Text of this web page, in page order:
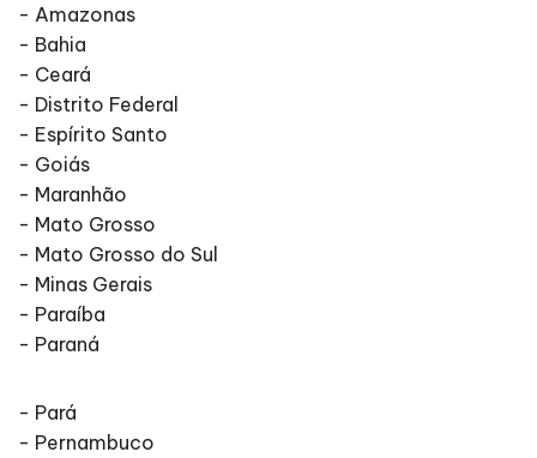
- Amazonas
- Bahia
- Ceará
- Distrito Federal
- Espírito Santo
- Goiás
- Maranhão
- Mato Grosso
- Mato Grosso do Sul
- Minas Gerais
- Paraíba
- Paraná
- Pará
- Pernambuco